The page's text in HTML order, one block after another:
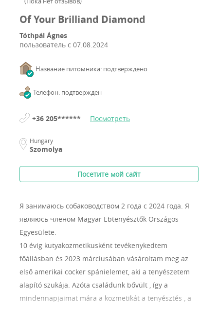
Of Your Brilliand Diamond
Tóthpál Ágnes
пользователь с 07.08.2024
Название питомника: подтверждено
Телефон: подтвержден
+36 205****** Посмотреть
Hungary
Szomolya
Посетите мой сайт
Я занимаюсь собаководством 2 года с 2024 года. Я
являюсь членом Magyar Ebtenyésztők Országos
Egyesülete.
10 évig kutyakozmetikusként tevékenykedtem
főállásban és 2023 márciusában vásároltam meg az
első amerikai cocker spánielemet, aki a tenyészetem
alapító szukája. Azóta családunk bővült , így a
mindennapjaimat mára a kozmetikát a tenyésztés , a